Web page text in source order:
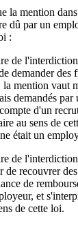
la mention
dû par un
:
de
demander des
mention vaut
demandés
d'un
au sens de
était un
de
recouvrer
de
et
de cette loi.